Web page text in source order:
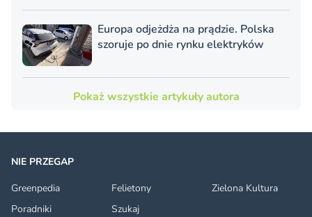
Europa odjeżdża na prądzie. Polska
szoruje po dnie rynku elektryków
Pokaż wszystkie artykuły autora
NIE PRZEGAP
Greenpedia
Felietony
Zielona Kultura
Poradniki
Szukaj